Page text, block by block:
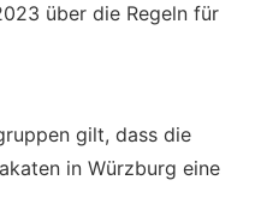
über die Regeln für
gilt, dass die
in Würzburg eine